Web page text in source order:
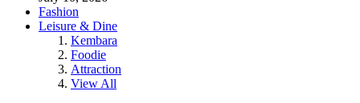
Fashion
Leisure & Dine
Kembara
Foodie
Attraction
View All